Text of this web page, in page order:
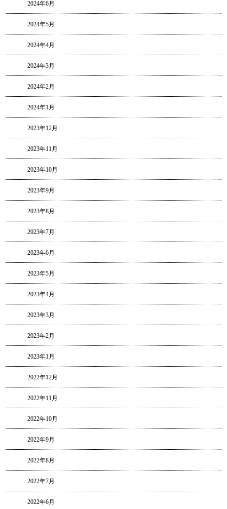
2024年6月
2024年5月
2024年4月
2024年3月
2024年2月
2024年1月
2023年12月
2023年11月
2023年10月
2023年9月
2023年8月
2023年7月
2023年6月
2023年5月
2023年4月
2023年3月
2023年2月
2023年1月
2022年12月
2022年11月
2022年10月
2022年9月
2022年8月
2022年7月
2022年6月